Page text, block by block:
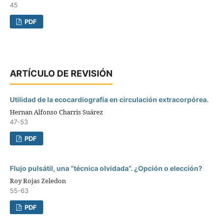
45
PDF
ARTÍCULO DE REVISIÓN
Utilidad de la ecocardiografía en circulación extracorpórea.
Hernan Alfonso Charris Suárez
47-53
PDF
Flujo pulsátil, una “técnica olvidada”. ¿Opción o elección?
Roy Rojas Zeledon
55-63
PDF